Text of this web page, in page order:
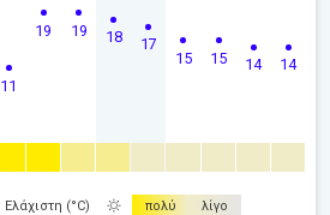
11
19 19 18 17
15 15 14 14
Ελάχιστη (°C) πολύ λίγο